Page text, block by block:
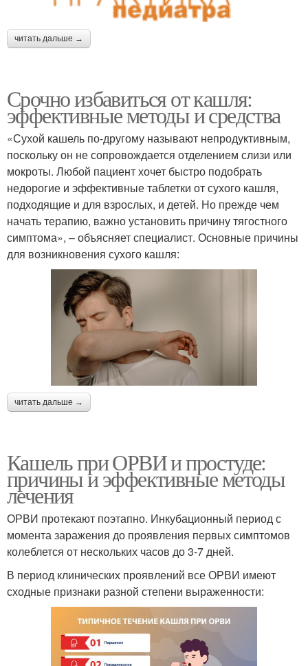
читать дальше →
Срочно избавиться от кашля:
эффективные методы и средства
«Сухой кашель по-другому называют непродуктивным,
поскольку он не сопровождается отделением слизи или
мокроты. Любой пациент хочет быстро подобрать
недорогие и эффективные таблетки от сухого кашля,
подходящие и для взрослых, и детей. Но прежде чем
начать терапию, важно установить причину тягостного
симптома», – объясняет специалист. Основные причины
для возникновения сухого кашля:
читать дальше →
Кашель при ОРВИ и простуде:
причины и эффективные методы
лечения
ОРВИ протекают поэтапно. Инкубационный период с
момента заражения до проявления первых симптомов
колеблется от нескольких часов до 3-7 дней.
В период клинических проявлений все ОРВИ имеют
сходные признаки разной степени выраженности: